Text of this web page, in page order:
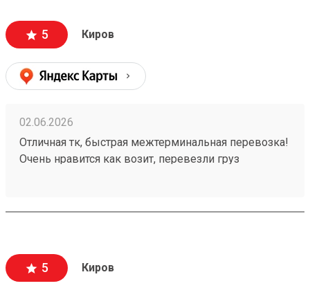
5 Киров
02.06.2026
Отличная тк, быстрая межтерминальная перевозка!
Очень нравится как возит, перевезли груз
5 Киров